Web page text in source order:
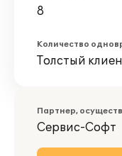
8
Количество
Толстый
Партнер,
Сервис-Софт